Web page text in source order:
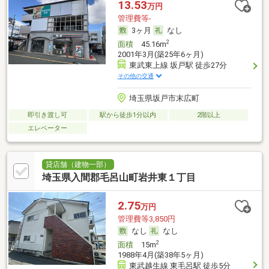
13.53万円
管理費等-
3ヶ月
なし
面積45.16m2
2001年3月(築25年6ヶ月)
東武東上線 坂戸駅 徒歩27分
その他の交通
埼玉県坂戸市末広町
即引き渡し可 駅から徒歩1分以内
2階以上
エレベーター
貸店舗（建物一部）
埼玉県入間郡毛呂山町岩井東１丁目
2.75万円
管理費等3,850円
なし
なし
面積15m2
1988年4月(築38年5ヶ月)
東武越生線 東毛呂駅 徒歩5分